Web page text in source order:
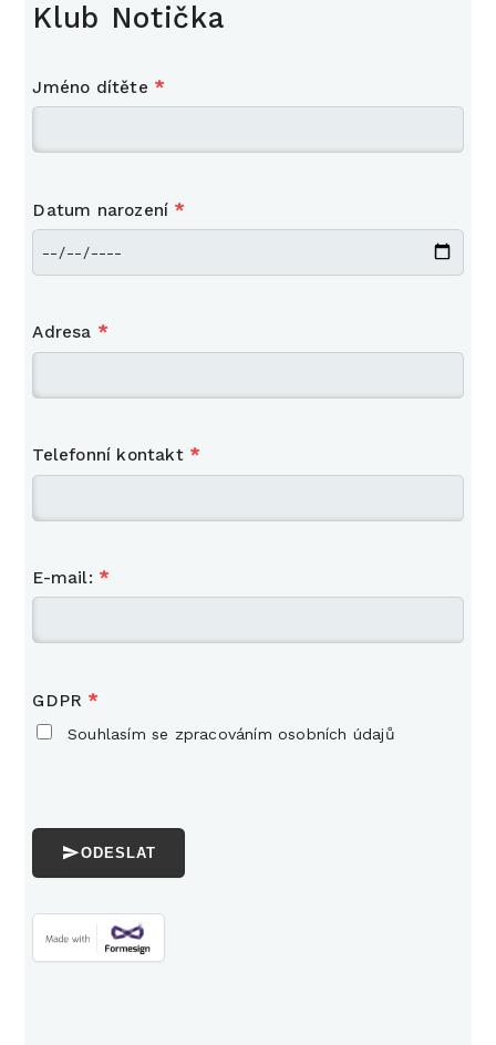
Klub Notička
Jméno dítěte *
Datum narození *
Adresa *
Telefonní kontakt *
E-mail: *
GDPR *
Souhlasím se zpracováním osobních údajů
ODESLAT